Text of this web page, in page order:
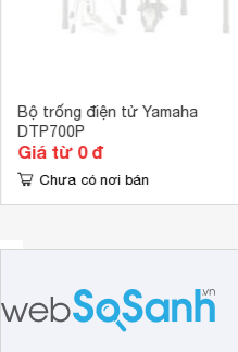
Bộ trống điện tử Yamaha
DTP700P
Giá từ 0 đ
Chưa có nơi bán